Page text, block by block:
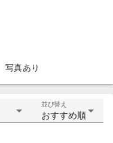
写真あり
並び替え
おすすめ順